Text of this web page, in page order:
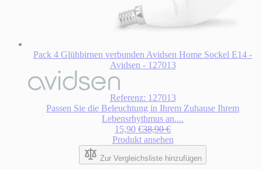
Pack 4 Glühbirnen verbunden Avidsen Home Sockel E14 -
Avidsen - 127013
Referenz: 127013
Passen Sie die Beleuchtung in Ihrem Zuhause Ihrem
Lebensrhythmus an....
Sonderpreis
15,90 € Regulärer Preis
38,90 €
Produkt ansehen
Zur Vergleichsliste hinzufügen